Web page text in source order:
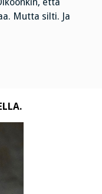
Mutta silti. Ja